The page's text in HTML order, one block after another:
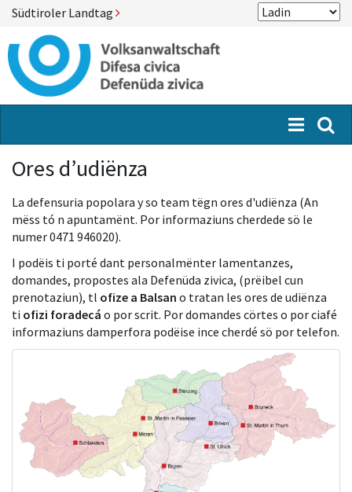
Südtiroler Landtag
Menü
Ores d’udiënza
La defensuria popolara y so team tëgn ores d'udiënza (An
mëss tó n apuntamënt. Por informaziuns cherdede sö le
numer 0471 946020).
I podëis ti porté dant personalmënter lamentanzes,
domandes, propostes ala Defenüda zivica, (prëibel cun
prenotaziun), tl ofize a Balsan o tratan les ores de udiënza
ti ofizi foradecá o por scrit. Por domandes cörtes o por ciafé
informaziuns damperfora podëise ince cherdé sö por telefon.